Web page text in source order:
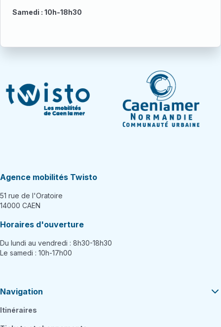
Samedi : 10h-18h30
Agence mobilités Twisto
51 rue de l'Oratoire
14000 CAEN
Horaires d'ouverture
Du lundi au vendredi : 8h30-18h30
Le samedi : 10h-17h00
Navigation
Itinéraires